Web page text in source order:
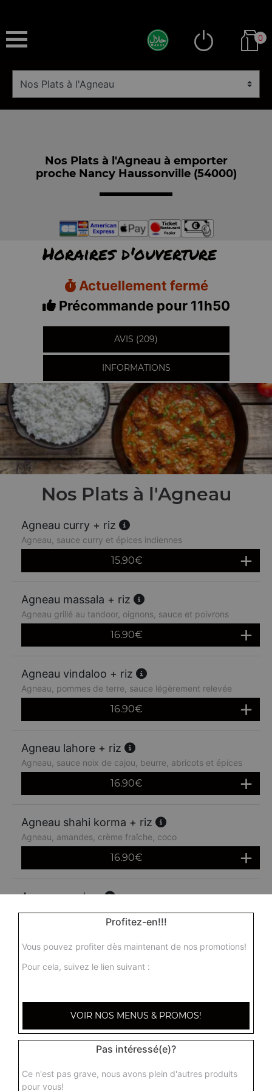
0
Nos Plats à l'Agneau à emporter
proche Nancy Haussonville (54000)
Horaires d'ouverture
Actuellement fermé
Précommande pour 11h50
AVIS (209)
INFORMATIONS
Nos Plats à l'Agneau
Agneau curry + riz
Agneau, sauce curry et épices indiennes
15.90€
Agneau massala + riz
Agneau grillé au tandoor, oignons, sauce et poivrons
16.90€
Agneau vindaloo + riz
Agneau, pommes de terre, sauce légèrement relevée
16.90€
Agneau lahore + riz
Agneau, sauce noix de cajou, beurre, abricots et épices
16.90€
Agneau shahi korma + riz
Agneau, amandes, crème fraîche, coco
16.90€
Agneau madras
Agneau madras, agneau, sauce moyennement épicée
Profitez-en!!!
Vous pouvez profiter dès maintenant de nos promotions!
Pour cela, suivez le lien suivant :
VOIR NOS MENUS & PROMOS!
Pas intéressé(e)?
Ce n'est pas grave, nous avons plein d'autres produits
pour vous!